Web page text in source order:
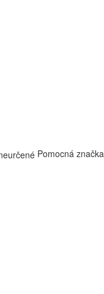
Pomocná značka